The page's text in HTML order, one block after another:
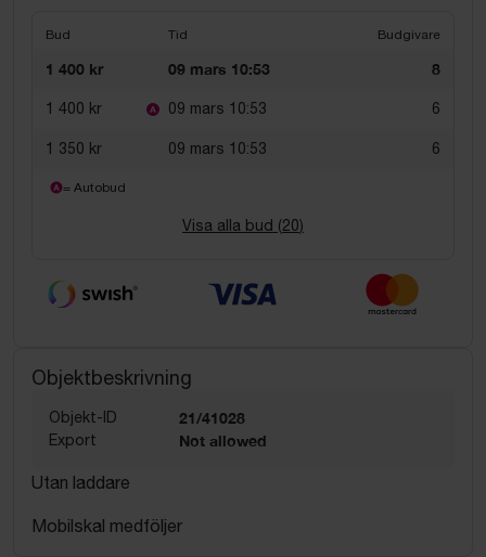
Bud Tid Budgivare
1 400 kr 09 mars 10:53 8
1 400 kr 09 mars 10:53 6
1 350 kr 09 mars 10:53 6
= Autobud
Visa alla bud (20)
Objektbeskrivning
Objekt-ID 21/41028
Export Not allowed
Utan laddare
Mobilskal medföljer